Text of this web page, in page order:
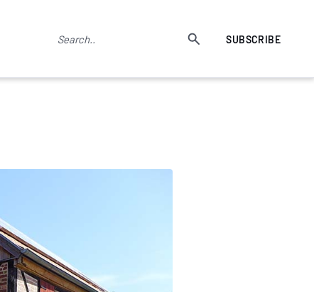
SUBSCRIBE